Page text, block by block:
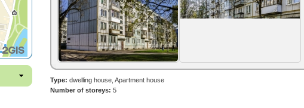
Type: dwelling house, Apartment house
Number of storeys: 5